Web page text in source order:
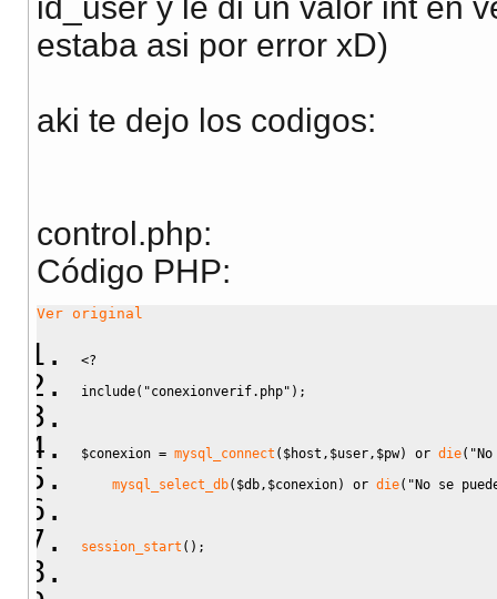
id_user y le di un valor int en
estaba asi por error xD)
aki te dejo los codigos:
control.php:
Código PHP:
Ver original
<?
include( "conexionverif.php" ) ;
$conexion = mysql_connect ( $host , $user , $pw) or die(
mysql_select_db( $db , $conexion) or die( "No se
session_start ( ) ;